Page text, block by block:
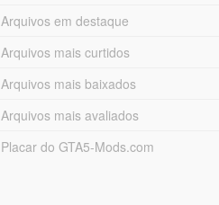
Arquivos em destaque
Arquivos mais curtidos
Arquivos mais baixados
Arquivos mais avaliados
Placar do GTA5-Mods.com